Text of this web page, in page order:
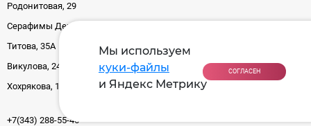
Мы используем
куки-файлы
и Яндекс Метрику
СОГЛАСЕН
Родонитовая, 29
Серафимы Дерябиной, 24
Титова, 35А
Викулова, 24
Хохрякова, 10, БЦ "Палладиум"
+7(343) 288-55-46